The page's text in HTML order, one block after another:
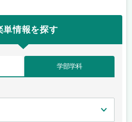
単情報を探す
学部学科